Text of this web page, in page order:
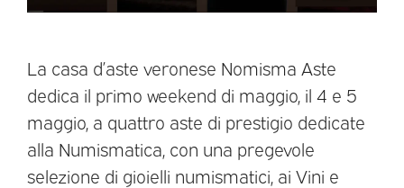
La casa d’aste veronese Nomisma Aste
dedica il primo weekend di maggio, il 4 e 5
maggio, a quattro aste di prestigio dedicate
alla Numismatica, con una pregevole
selezione di gioielli numismatici, ai Vini e